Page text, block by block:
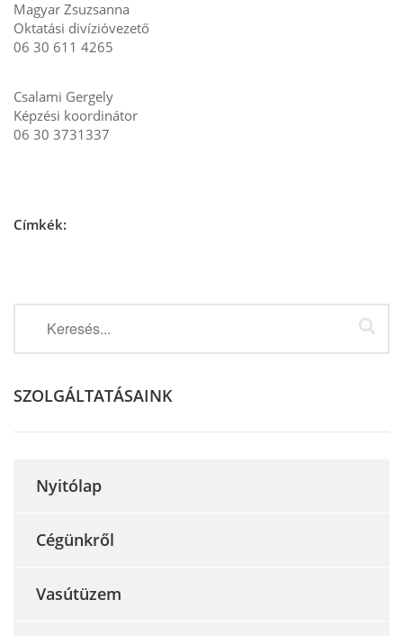
Magyar Zsuzsanna
Oktatási divízióvezető
06 30 611 4265
Csalami Gergely
Képzési koordinátor
06 30 3731337
Címkék:
SZOLGÁLTATÁSAINK
Nyitólap
Cégünkről
Vasútüzem